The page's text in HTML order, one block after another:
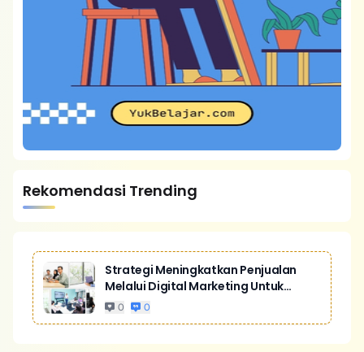
Rekomendasi Trending
Strategi Meningkatkan Penjualan
Melalui Digital Marketing Untuk
Bisnis Yang Lebih Kompetitif
0 0